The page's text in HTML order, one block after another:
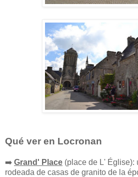
Qué ver en Locronan
➡️ Grand' Place (place de L' Église):
rodeada de casas de granito de la